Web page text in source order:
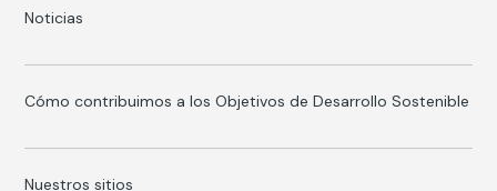
Noticias
Cómo contribuimos a los Objetivos de Desarrollo Sostenible
Nuestros sitios